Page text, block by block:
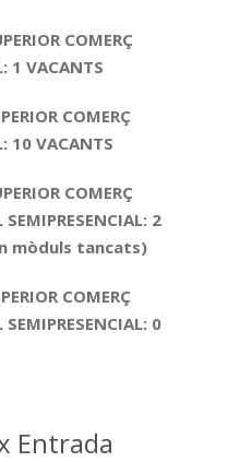
COMERÇ
1 VACANTS
COMERÇ
10 VACANTS
COMERÇ
2
mòduls tancats)
COMERÇ
0
Entrada